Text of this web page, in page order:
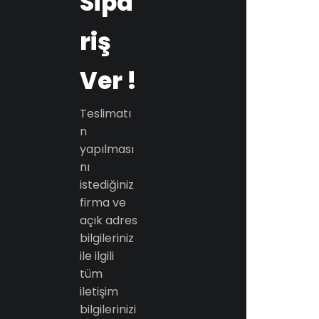
riş
Ver !
Teslimatı
n
yapılması
nı
istediğiniz
firma ve
açık adres
bilgileriniz
ile ilgili
tüm
iletişim
bilgilerinizi